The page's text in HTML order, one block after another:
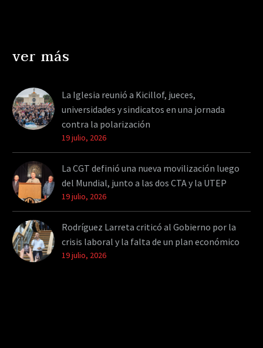
ver más
La Iglesia reunió a Kicillof, jueces,
universidades y sindicatos en una jornada
contra la polarización
19 julio, 2026
La CGT definió una nueva movilización luego
del Mundial, junto a las dos CTA y la UTEP
19 julio, 2026
Rodríguez Larreta criticó al Gobierno por la
crisis laboral y la falta de un plan económico
19 julio, 2026